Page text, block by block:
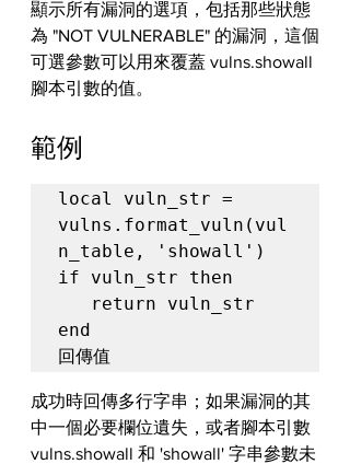
顯示所有漏洞的選項，包括那些狀態
為 "NOT VULNERABLE" 的漏洞，這個
可選參數可以用來覆蓋 vulns.showall
腳本引數的值。
範例
local vuln_str =
vulns.format_vuln(vul
n_table, 'showall')
if vuln_str then
end
回傳值
成功時回傳多行字串；如果漏洞的其
中一個必要欄位遺失，或者腳本引數
vulns.showall 和 'showall' 字串參數未